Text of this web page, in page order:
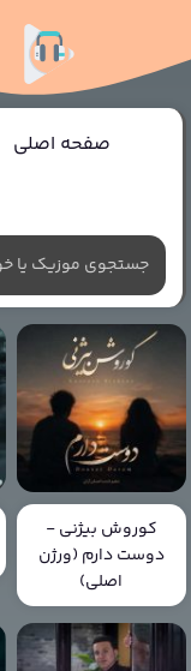
صفحه اصلی
کوروش بیژنی -
دوست دارم (ورژن
اصلی)